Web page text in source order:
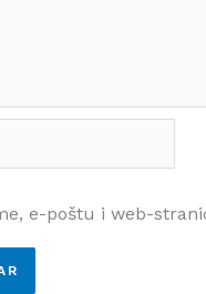
e-poštu i web-